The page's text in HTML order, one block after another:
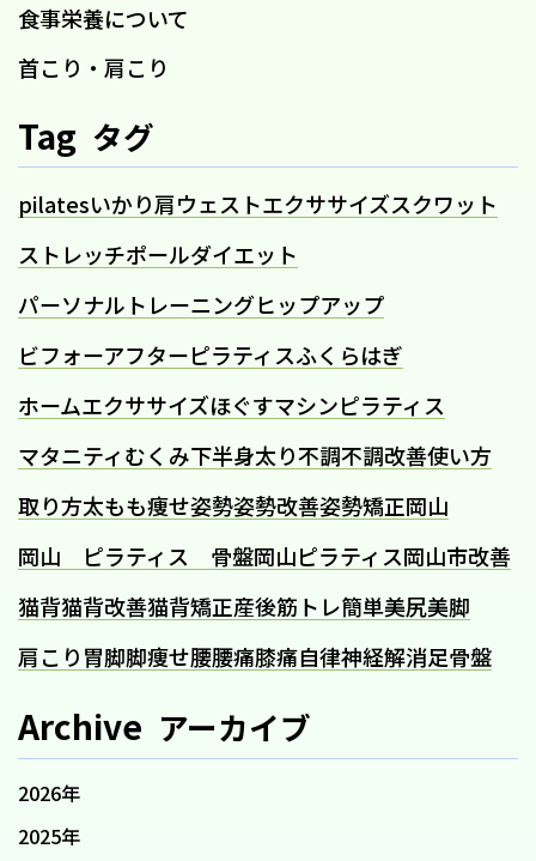
食事栄養について
首こり・肩こり
Tag タグ
pilatesいかり肩ウェストエクササイズスクワット
ストレッチポールダイエット
パーソナルトレーニングヒップアップ
ビフォーアフターピラティスふくらはぎ
ホームエクササイズほぐすマシンピラティス
マタニティむくみ下半身太り不調不調改善使い方
取り方太もも痩せ姿勢姿勢改善姿勢矯正岡山
岡山 ピラティス 骨盤岡山ピラティス岡山市改善
猫背猫背改善猫背矯正産後筋トレ簡単美尻美脚
肩こり胃脚脚痩せ腰腰痛膝痛自律神経解消足骨盤
Archive アーカイブ
2026年
2025年